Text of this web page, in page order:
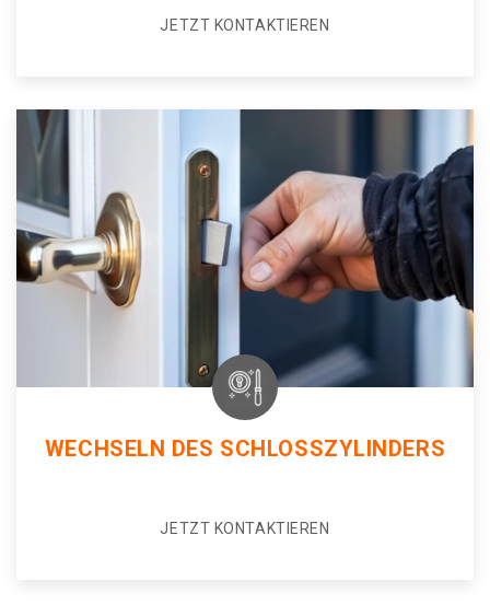
JETZT KONTAKTIEREN
WECHSELN DES SCHLOSSZYLINDERS
JETZT KONTAKTIEREN